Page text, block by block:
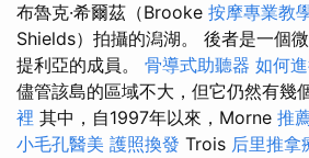
布魯克·希爾茲（Brooke 按摩專業教
Shields）拍攝的潟湖。 後者是一個
提利亞的成員。 骨導式助聽器 如何
儘管該島的區域不大，但它仍然有幾
裡 其中，自1997年以來，Morne 推
小毛孔醫美 護照換發 Trois 后里推拿